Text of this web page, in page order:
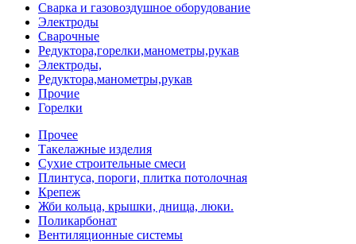
Сварка и газовоздушное оборудование
Электроды
Сварочные
Редуктора,горелки,манометры,рукав
Электроды,
Редуктора,манометры,рукав
Прочие
Горелки
Прочее
Такелажные изделия
Сухие строительные смеси
Плинтуса, пороги, плитка потолочная
Крепеж
Жби кольца, крышки, днища, люки.
Поликарбонат
Вентиляционные системы